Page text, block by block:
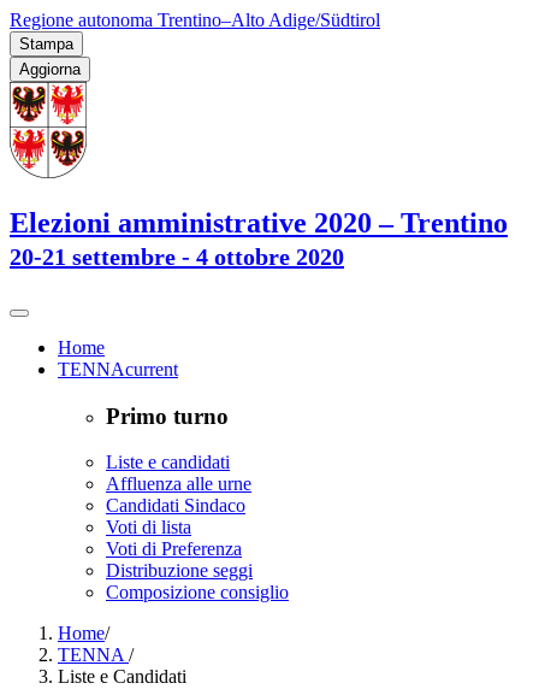
Regione autonoma Trentino–Alto Adige/Südtirol
Stampa
Aggiorna
Elezioni amministrative 2020 – Trentino
20-21 settembre - 4 ottobre 2020
Home
TENNAcurrent
Primo turno
Liste e candidati
Affluenza alle urne
Candidati Sindaco
Voti di lista
Voti di Preferenza
Distribuzione seggi
Composizione consiglio
Home/
TENNA /
Liste e Candidati